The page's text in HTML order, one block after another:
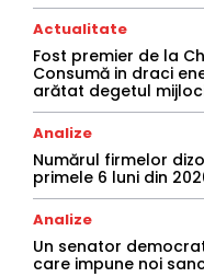
Actualitate
Fost premier de la
Consumă in draci
arătat degetul
Analize
Numărul firmelor
primele 6 luni din
Analize
Un senator
care impune noi